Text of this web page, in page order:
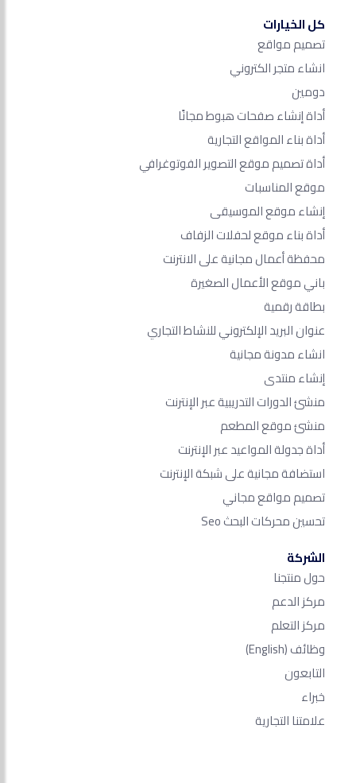
كل الخيارات
تصميم مواقع
انشاء متجر الكتروني
دومين
أداة إنشاء صفحات هبوط مجانًا
أداة بناء المواقع التجارية
أداة تصميم موقع التصوير الفوتوغرافي
موقع المناسبات
إنشاء موقع الموسيقى
أداة بناء موقع لحفلات الزفاف
محفظة أعمال مجانية على الانترنت
باني موقع الأعمال الصغيرة
بطاقة رقمية
عنوان البريد الإلكتروني للنشاط التجاري
انشاء مدونة مجانية
إنشاء منتدى
منشئ الدورات التدريبية عبر الإنترنت
منشئ موقع المطعم
أداة جدولة المواعيد عبر الإنترنت
استضافة مجانية على شبكة الإنترنت
تصميم مواقع مجاني
تحسين محركات البحث Seo​
الشركة
حول منتجنا
مركز الدعم
مركز التعلم
وظائف(English)
التابعون
خبراء
علامتنا التجارية